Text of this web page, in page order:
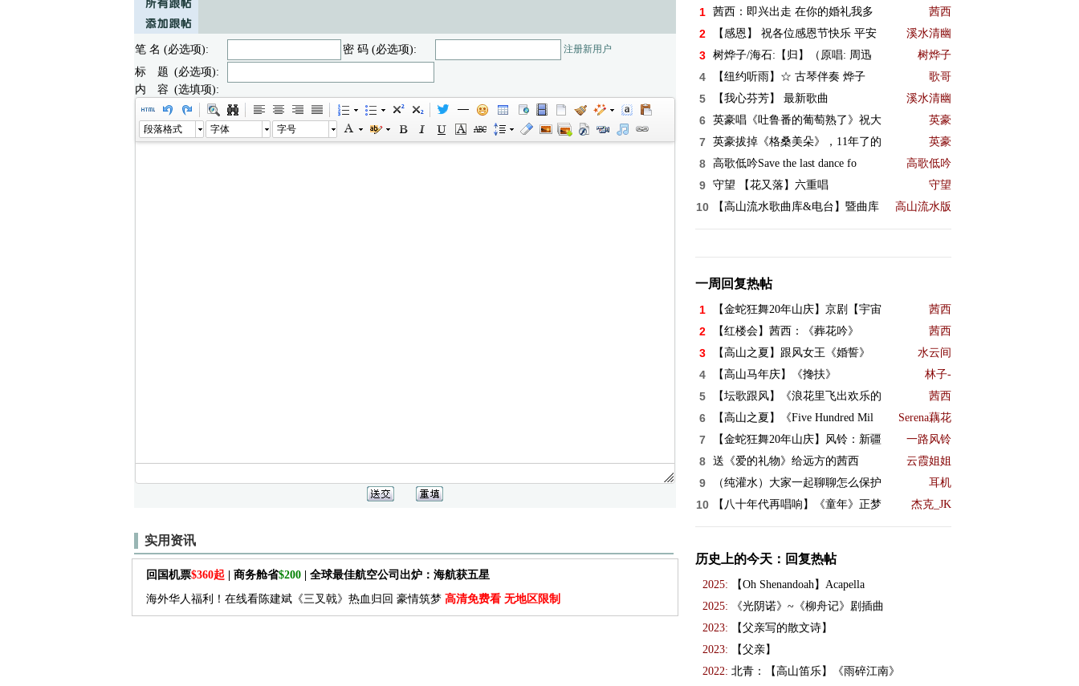
笔 名 (必选项): 密 码 (必选项): 注册新用户
标 题 (必选项):
内 容 (选填项):
段落格式 字体 字号
实用资讯
回国机票$360起 | 商务舱省$200| 全球最佳航空公司出炉：海航获五星
海外华人福利！在线看陈建斌《三叉戟》热血归回 豪情筑梦 高清免费看 无地区限制
1 茜西：即兴出走 在你的婚礼我多 茜西
2 【感恩】 祝各位感恩节快乐 平安 溪水清幽
3 树烨子/海石:【归】（原唱: 周迅 树烨子
4 【纽约听雨】☆ 古琴伴奏 烨子 歌哥
5 【我心芬芳】 最新歌曲 溪水清幽
6 英豪唱《吐鲁番的葡萄熟了》祝大 英豪
7 英豪拔掉《格桑美朵》，11年了的 英豪
8 高歌低吟Save the last dance fo 高歌低吟
9 守望 【花又落】六重唱 守望
10 【高山流水歌曲库&电台】暨曲库 高山流水版
一周回复热帖
1 【金蛇狂舞20年山庆】京剧【宇宙 茜西
2 【红楼会】茜西：《葬花吟》 茜西
3 【高山之夏】跟风女王《婚誓》 水云间
4 【高山马年庆】《搀扶》 林子-
5 【坛歌跟风】《浪花里飞出欢乐的 茜西
6 【高山之夏】《Five Hundred Mil Serena藕花
7 【金蛇狂舞20年山庆】风铃：新疆 一路风铃
8 送《爱的礼物》给远方的茜西 云霞姐姐
9 （纯灌水）大家一起聊聊怎么保护 耳机
10 【八十年代再唱响】《童年》正梦 杰克_JK
历史上的今天：回复热帖
2025:
【Oh Shenandoah】Acapella
2025:
《光阴诺》~《柳舟记》剧插曲
2023:
【父亲写的散文诗】
2023:
【父亲】
2022: 北青：【高山笛乐】《雨碎江南》